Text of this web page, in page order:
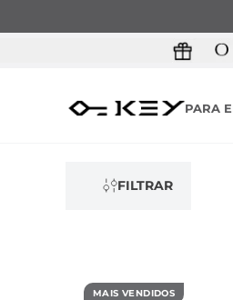
PARA
FILTRAR
MAIS VENDIDOS